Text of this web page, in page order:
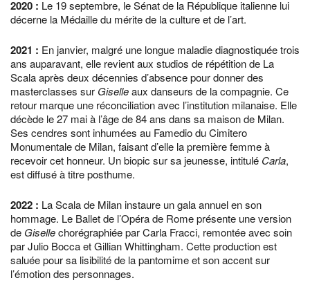
2020 : Le 19 septembre, le Sénat de la République italienne lui
décerne la Médaille du mérite de la culture et de l’art.
2021 : En janvier, malgré une longue maladie diagnostiquée trois
ans auparavant, elle revient aux studios de répétition de La
Scala après deux décennies d’absence pour donner des
masterclasses sur Giselleaux danseurs de la compagnie. Ce
retour marque une réconciliation avec l’institution milanaise. Elle
décède le 27 mai à l’âge de 84 ans dans sa maison de Milan.
Ses cendres sont inhumées au Famedio du Cimitero
Monumentale de Milan, faisant d’elle la première femme à
recevoir cet honneur. Un biopic sur sa jeunesse, intitulé Carla,
est diffusé à titre posthume.
2022 : La Scala de Milan instaure un gala annuel en son
hommage. Le Ballet de l’Opéra de Rome présente une version
de Gisellechorégraphiée par Carla Fracci, remontée avec soin
par Julio Bocca et Gillian Whittingham. Cette production est
saluée pour sa lisibilité de la pantomime et son accent sur
l’émotion des personnages.